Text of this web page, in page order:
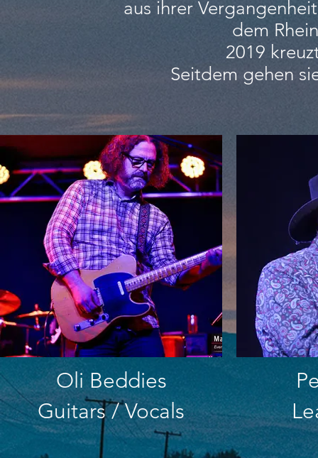
aus ihrer
dem
2019
Seitdem gehen
Oli Beddies
Guitars / Vocals